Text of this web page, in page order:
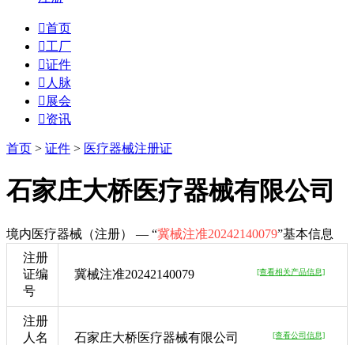
首页
工厂
证件
 人脉
 展会
资讯
首页 > 证件 > 医疗器械注册证
石家庄大桥医疗器械有限公司
境内医疗器械（注册） — “冀械注准20242140079”基本信息
注册
证编
号
冀械注准20242140079 [查看相关产品信息]
注册
人名
石家庄大桥医疗器械有限公司 [查看公司信息]